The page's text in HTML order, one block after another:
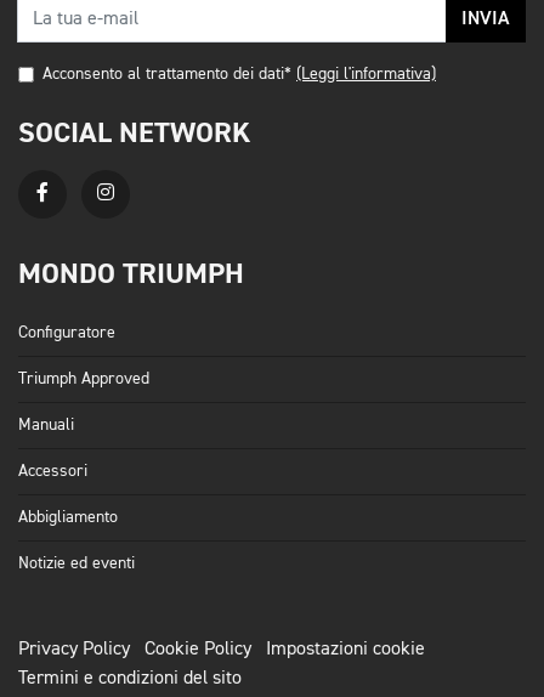
INVIA
Acconsento al trattamento dei dati* (Leggi l'informativa)
SOCIAL NETWORK
MONDO TRIUMPH
Configuratore
Triumph Approved
Manuali
Accessori
Abbigliamento
Notizie ed eventi
Privacy Policy Cookie Policy
Impostazioni cookie
Termini e condizioni del sito